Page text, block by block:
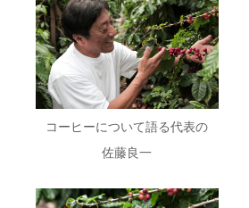
コーヒーについて語る代表の
佐藤良一